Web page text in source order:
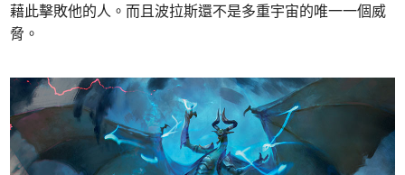
藉此擊敗他的人。而且波拉斯還不是多重宇宙的唯一一個威
脅。